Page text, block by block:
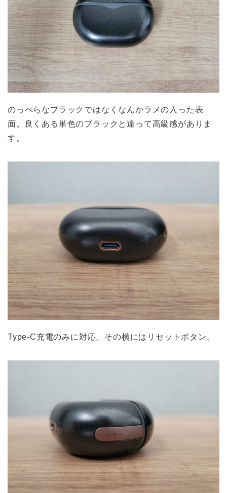
のっぺらなブラックではなくなんかラメの入った表
面。良くある単色のブラックと違って高級感がありま
す。
Type-C充電のみに対応。その横にはリセットボタン。